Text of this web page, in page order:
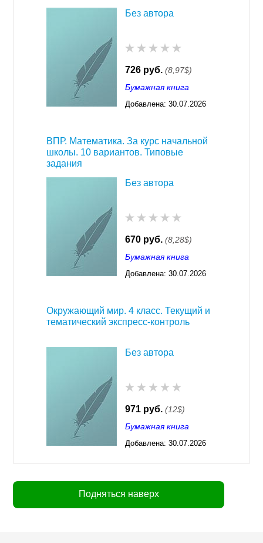
Без автора
726 руб. (8,97$)
Бумажная книга
Добавлена: 30.07.2026
ВПР. Математика. За курс начальной
школы. 10 вариантов. Типовые
задания
Без автора
670 руб. (8,28$)
Бумажная книга
Добавлена: 30.07.2026
Окружающий мир. 4 класс. Текущий и
тематический экспресс-контроль
Без автора
971 руб. (12$)
Бумажная книга
Добавлена: 30.07.2026
Подняться наверх